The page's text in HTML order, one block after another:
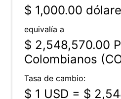
$ 1,000.00
equivalía a
$ 2,548,570.00
Colombianos
Tasa de cambio:
$ 1 USD = $